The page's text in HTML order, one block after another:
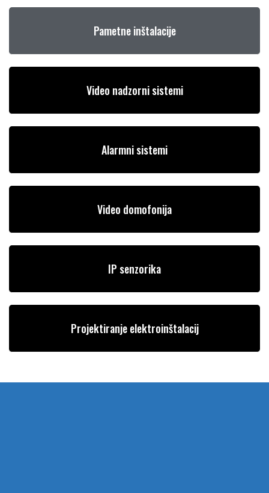
Pametne inštalacije
Video nadzorni sistemi
Alarmni sistemi
Video domofonija
IP senzorika
Projektiranje elektroinštalacij